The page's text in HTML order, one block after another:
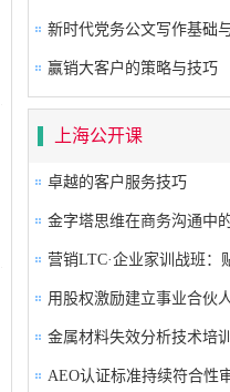
新时代党务公文写作基础
赢销大客户的策略与技巧
上海公开课
卓越的客户服务技巧
金字塔思维在商务沟通中
用股权激励建立事业合伙
金属材料失效分析技术培训
AEO认证标准持续符合性